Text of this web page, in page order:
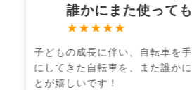
誰かにまた使って
★★★★★
子どもの成長に伴い、自転車を
にしてきた自転車を、また誰か
とが嬉しいです！